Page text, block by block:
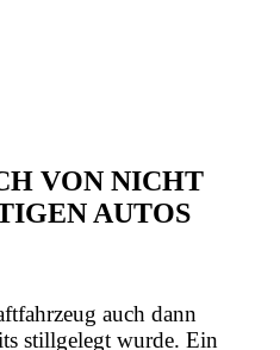
VON NICHT
AUTOS
auch dann
stillgelegt wurde. Ein